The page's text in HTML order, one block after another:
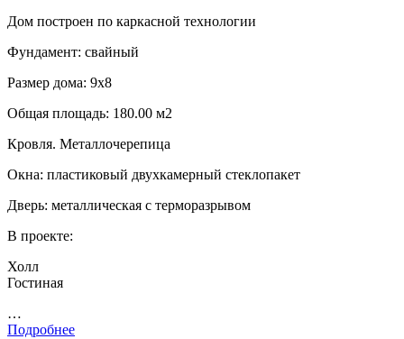
Дом построен по каркасной технологии
Фундамент: свайный
Размер дома: 9х8
Общая площадь: 180.00 м2
Кровля. Металлочерепица
Окна: пластиковый двухкамерный стеклопакет
Дверь: металлическая с терморазрывом
В проекте:
Холл
Гостиная
…
Подробнее